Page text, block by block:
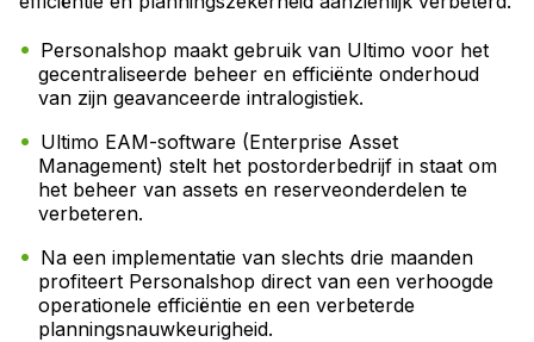
Personalshop maakt gebruik van Ultimo voor het
gecentraliseerde beheer en efficiënte onderhoud
van zijn geavanceerde intralogistiek.
Ultimo EAM-software (Enterprise Asset
Management) stelt het postorderbedrijf in staat om
het beheer van assets en reserveonderdelen te
verbeteren.
Na een implementatie van slechts drie maanden
profiteert Personalshop direct van een verhoogde
operationele efficiëntie en een verbeterde
planningsnauwkeurigheid.